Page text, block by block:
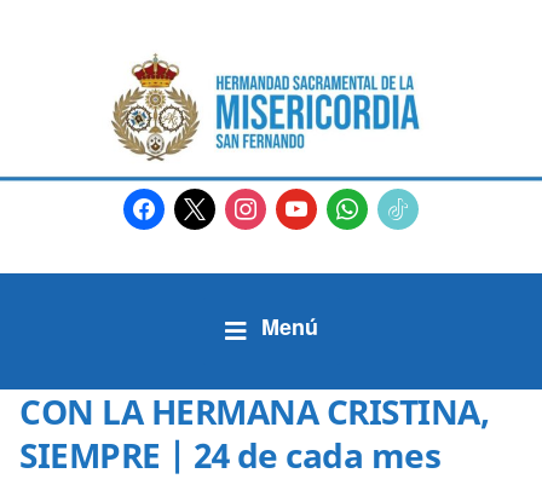
facebook
x instagram
youtubewhatsapp
tiktok2
CON LA HERMANA CRISTINA,
SIEMPRE | 24 de cada mes